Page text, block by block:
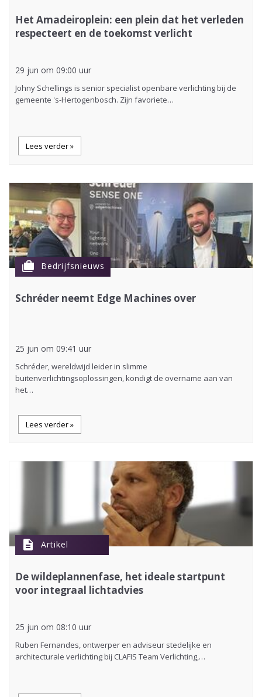
Het Amadeiroplein: een plein dat het verleden
respecteert en de toekomst verlicht
29 jun om 09:00 uur
Johny Schellings is senior specialist openbare verlichting bij de
gemeente 's-Hertogenbosch. Zijn favoriete…
Lees verder »
cases Bedrijfsnieuws
Schréder neemt Edge Machines over
25 jun om 09:41 uur
Schréder, wereldwijd leider in slimme
buitenverlichtingsoplossingen, kondigt de overname aan van
het…
Lees verder »
description Artikel
De wildeplannenfase, het ideale startpunt
voor integraal lichtadvies
25 jun om 08:10 uur
Ruben Fernandes, ontwerper en adviseur stedelijke en
architecturale verlichting bij CLAFIS Team Verlichting,…